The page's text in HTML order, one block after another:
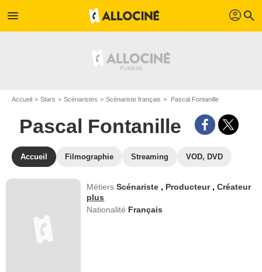
menu profil search
Accueil Stars Scénaristes Scénariste français Pascal Fontanille
Pascal Fontanille
Accueil Filmographie Streaming VOD, DVD
MétiersScénariste , Producteur ,Créateur
plus
Nationalité Français